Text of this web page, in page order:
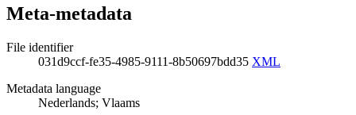
Meta-metadata
File identifier
031d9ccf-fe35-4985-9111-8b50697bdd35 XML
Metadata language
Nederlands; Vlaams